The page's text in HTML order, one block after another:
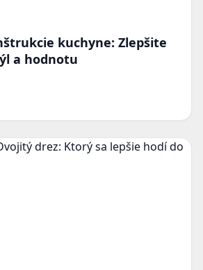
kuchyne: Zlepšite
a hodnotu